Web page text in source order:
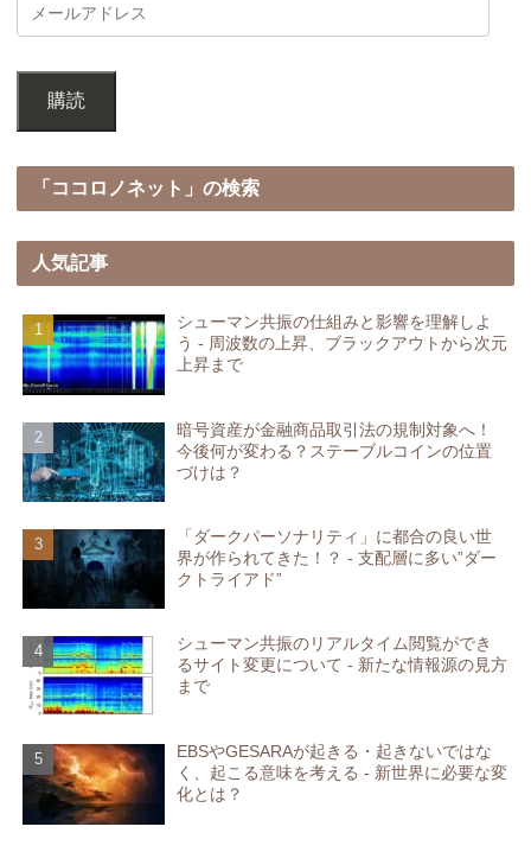
購読
「ココロノネット」の検索
人気記事
シューマン共振の仕組みと影響を理解しよ
う - 周波数の上昇、ブラックアウトから次元
上昇まで
暗号資産が金融商品取引法の規制対象へ！
今後何が変わる？ステーブルコインの位置
づけは？
「ダークパーソナリティ」に都合の良い世
界が作られてきた！？ - 支配層に多い”ダー
クトライアド”
シューマン共振のリアルタイム閲覧ができ
るサイト変更について - 新たな情報源の見方
まで
EBSやGESARAが起きる・起きないではな
く、起こる意味を考える - 新世界に必要な変
化とは？